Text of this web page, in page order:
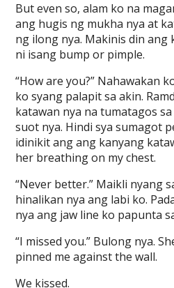
But even so, alam ko na
ang hugis ng mukha nya at
ng ilong nya. Makinis din ang
ni isang bump or pimple.
“How are you?” Nahawakan
ko syang palapit sa akin.
katawan nya na tumatagos
suot nya. Hindi sya sumagot
idinikit ang ang kanyang
her breathing on my chest.
“Never better.” Maikli nyang
hinalikan nya ang labi ko.
nya ang jaw line ko papunta
“I missed you.” Bulong nya.
pinned me against the wall.
We kissed.